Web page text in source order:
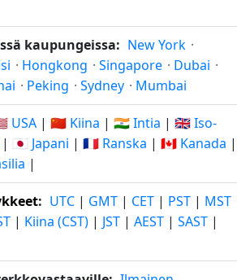
kaupungeissa: New York ·
· Hongkong · Singapore · Dubai ·
· Peking · Sydney · Mumbai
USA | 🇨🇳 Kiina | 🇮🇳 Intia | 🇬🇧 Iso-
| 🇯🇵 Japani | 🇫🇷 Ranska | 🇨🇦 Kanada |
|
: UTC | GMT | CET | PST | MST
| Kiina (CST) | JST | AEST | SAST |